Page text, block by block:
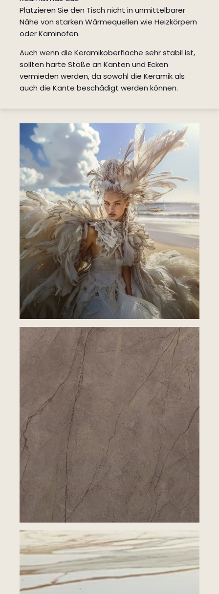
Platzieren Sie den Tisch nicht in unmittelbarer
Nähe von starken Wärmequellen wie Heizkörpern
oder Kaminöfen.
Auch wenn die Keramikoberfläche sehr stabil ist,
sollten harte Stöße an Kanten und Ecken
vermieden werden, da sowohl die Keramik als
auch die Kante beschädigt werden können.